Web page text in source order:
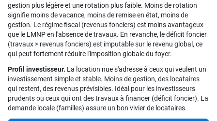
gestion plus légère et une rotation plus faible. Moins de rotation
signifie moins de vacance, moins de remise en état, moins de
gestion. Le régime fiscal (revenus fonciers) est moins avantageux
que le LMNP en l'absence de travaux. En revanche, le déficit foncier
(travaux > revenus fonciers) est imputable sur le revenu global, ce
qui peut fortement réduire l'imposition globale du foyer.
Profil investisseur. La location nue s'adresse à ceux qui veulent un
investissement simple et stable. Moins de gestion, des locataires
qui restent, des revenus prévisibles. Idéal pour les investisseurs
prudents ou ceux qui ont des travaux à financer (déficit foncier). La
demande locale (familles) assure un bon vivier de locataires.